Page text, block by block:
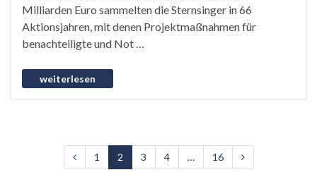
Milliarden Euro sammelten die Sternsinger in 66
Aktionsjahren, mit denen Projektmaßnahmen für
benachteiligte und Not …
1 2 3 4 … 16